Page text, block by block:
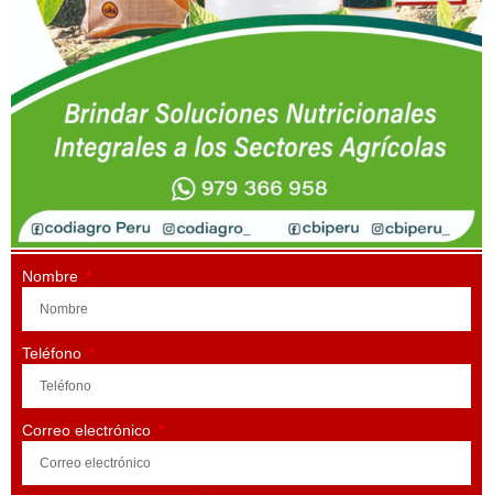
Nombre
Teléfono
Correo electrónico